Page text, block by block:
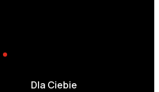
Dla Ciebie